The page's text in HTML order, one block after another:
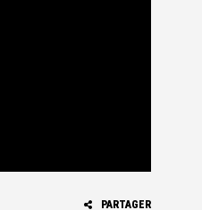
PARTAGER